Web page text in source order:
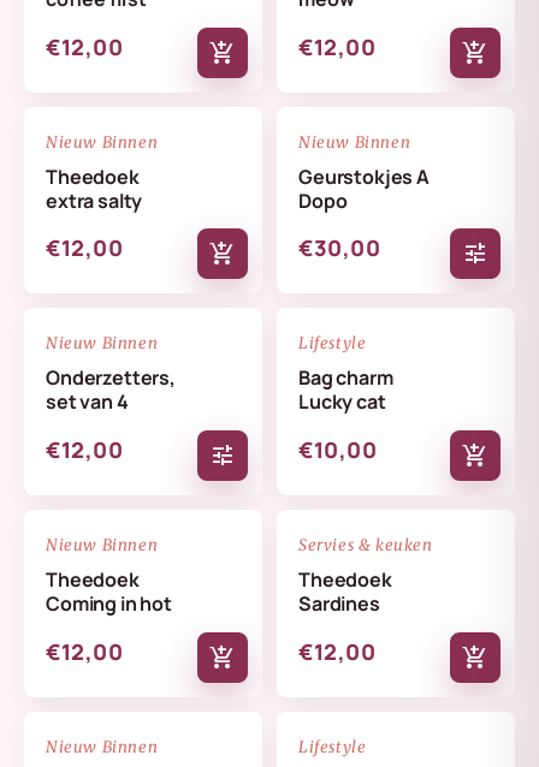
€12,00 add_shopping_cart €12,00 add_shopping_cart
NIEUW
Nieuw Binnen
Theedoek
extra salty
€12,00 add_shopping_cart
NIEUW
Nieuw Binnen
Geurstokjes A
Dopo
€30,00 tune
NIEUW
Nieuw Binnen
Onderzetters,
set van 4
€12,00 tune
NIEUW
Lifestyle
Bag charm
Lucky cat
€10,00 add_shopping_cart
NIEUW
Nieuw Binnen
Theedoek
Coming in hot
€12,00 add_shopping_cart
NIEUW
Servies & keuken
Theedoek
Sardines
€12,00 add_shopping_cart
NIEUW
Nieuw Binnen NIEUW
Lifestyle